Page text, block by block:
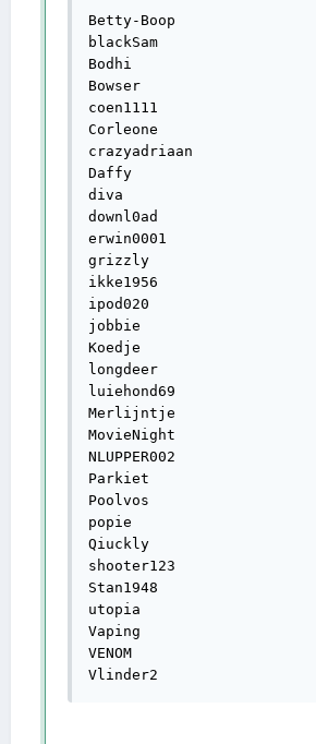
Betty-Boop
blackSam
Bodhi
Bowser
coen1111
Corleone
crazyadriaan
Daffy
diva
downl0ad
erwin0001
grizzly
ikke1956
ipod020
jobbie
Koedje
longdeer
luiehond69
Merlijntje
MovieNight
NLUPPER002
Parkiet
Poolvos
popie
Qiuckly
shooter123
Stan1948
utopia
Vaping
VENOM
Vlinder2